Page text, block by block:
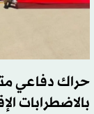
حراك دفاعي
بالاضطرابات